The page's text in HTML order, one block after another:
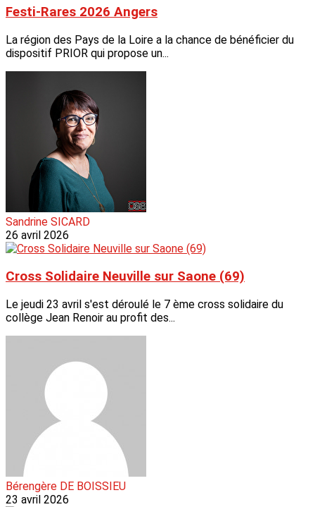
Festi-Rares 2026 Angers
La région des Pays de la Loire a la chance de bénéficier du
dispositif PRIOR qui propose un...
Sandrine SICARD
26 avril 2026
Cross Solidaire Neuville sur Saone (69)
Le jeudi 23 avril s'est déroulé le 7 ème cross solidaire du
collège Jean Renoir au profit des...
Bérengère DE BOISSIEU
23 avril 2026